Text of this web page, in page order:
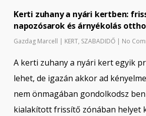
Kerti zuhany a nyári kertben:
napozósarok és árnyékolás
Gazdag Marcell | KERT, SZABADIDŐ | No
A kerti zuhany a nyári kert egyik
lehet, de igazán akkor ad
nem önmagában gondolkodsz
kialakított frissítő zónában helyet